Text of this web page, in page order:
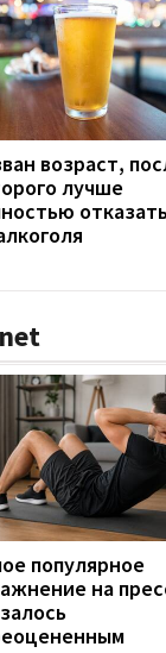
возраст,
лучше
популярное
на